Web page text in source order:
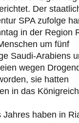
Der
SPA zufolge
in der Region
um fünf
Saudi-Arabiens
wegen
sie hatten
in das
Jahres haben in